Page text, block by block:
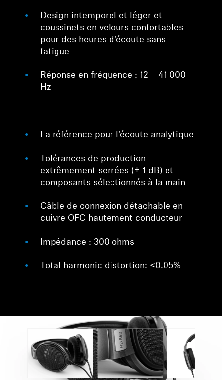
Design intemporel et léger et
coussinets en velours confortables
pour des heures d'écoute sans
fatigue
Réponse en fréquence : 12 – 41 000
Hz
La référence pour l'écoute analytique
Tolérances de production
extrêmement serrées (± 1 dB) et
composants sélectionnés à la main
Câble de connexion détachable en
cuivre OFC hautement conducteur
Impédance : 300 ohms
Total harmonic distortion: <0.05%